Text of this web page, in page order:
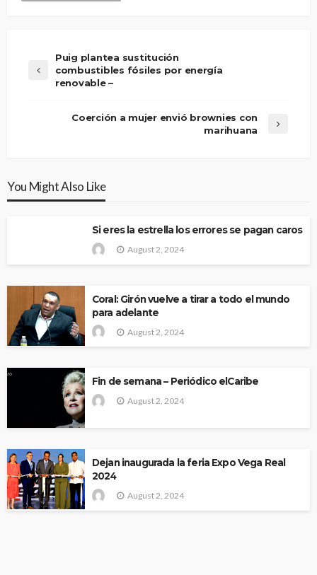
Puig plantea sustitución
combustibles fósiles por energía
renovable –
Coerción a mujer envió brownies con
marihuana
You Might Also Like
Si eres la estrella los errores se pagan caros
August 2, 2024
Coral: Girón vuelve a tirar a todo el mundo
para adelante
August 2, 2024
Fin de semana – Periódico elCaribe
August 2, 2024
Dejan inaugurada la feria Expo Vega Real
2024
August 2, 2024